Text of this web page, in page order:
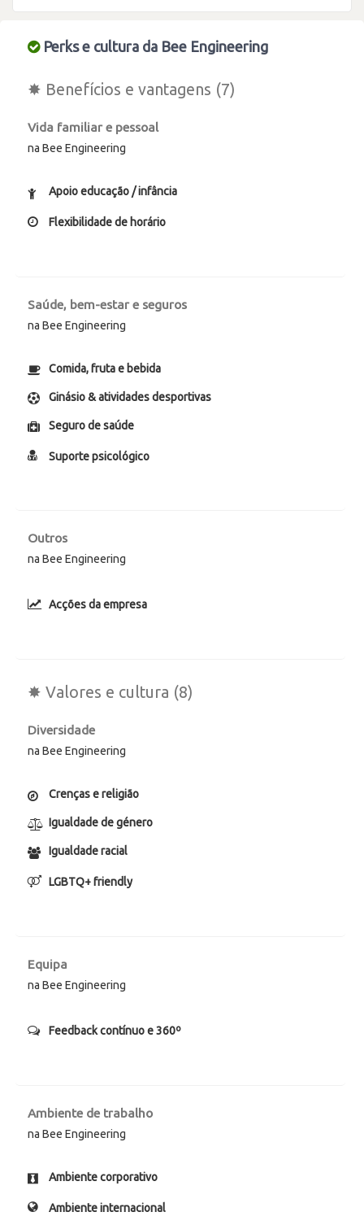
Perks e cultura da Bee Engineering
✸ Benefícios e vantagens (7)
Vida familiar e pessoal
na Bee Engineering
Apoio educação / infância
Flexibilidade de horário
Saúde, bem-estar e seguros
na Bee Engineering
Comida, fruta e bebida
Ginásio & atividades desportivas
Seguro de saúde
Suporte psicológico
Outros
na Bee Engineering
Acções da empresa
✸ Valores e cultura (8)
Diversidade
na Bee Engineering
Crenças e religião
Igualdade de género
Igualdade racial
LGBTQ+ friendly
Equipa
na Bee Engineering
Feedback contínuo e 360º
Ambiente de trabalho
na Bee Engineering
Ambiente corporativo
Ambiente internacional